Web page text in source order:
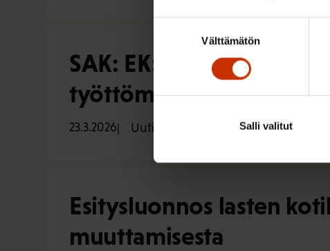
Välttämätön
Salli valitut
SAK: EK:n tavoite lisätä
työttömyyttä
23.3.2026 Uutiset
Esitysluonnos lasten
muuttamisesta